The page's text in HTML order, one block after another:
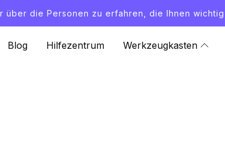
über die Personen zu erfahren, die Ihnen
Blog Hilfezentrum Werkzeugkasten